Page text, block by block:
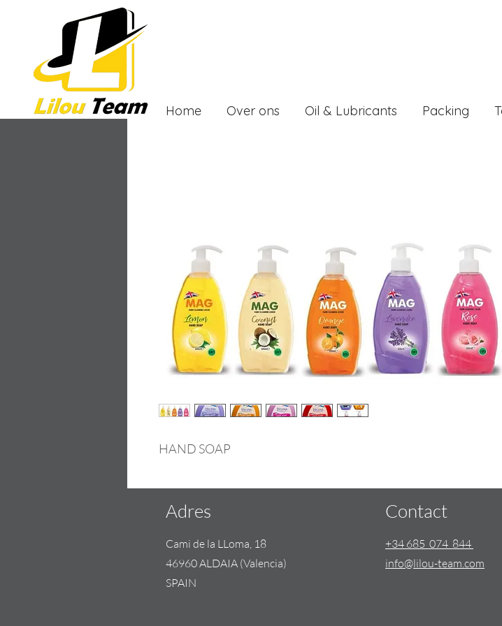
Home Over ons Oil & Lubricants Packing
HAND SOAP
Adres
Cami de la LLoma, 18
46960 ALDAIA (Valencia)
SPAIN
Contact
+34 685 074 844
info@lilou-team.com